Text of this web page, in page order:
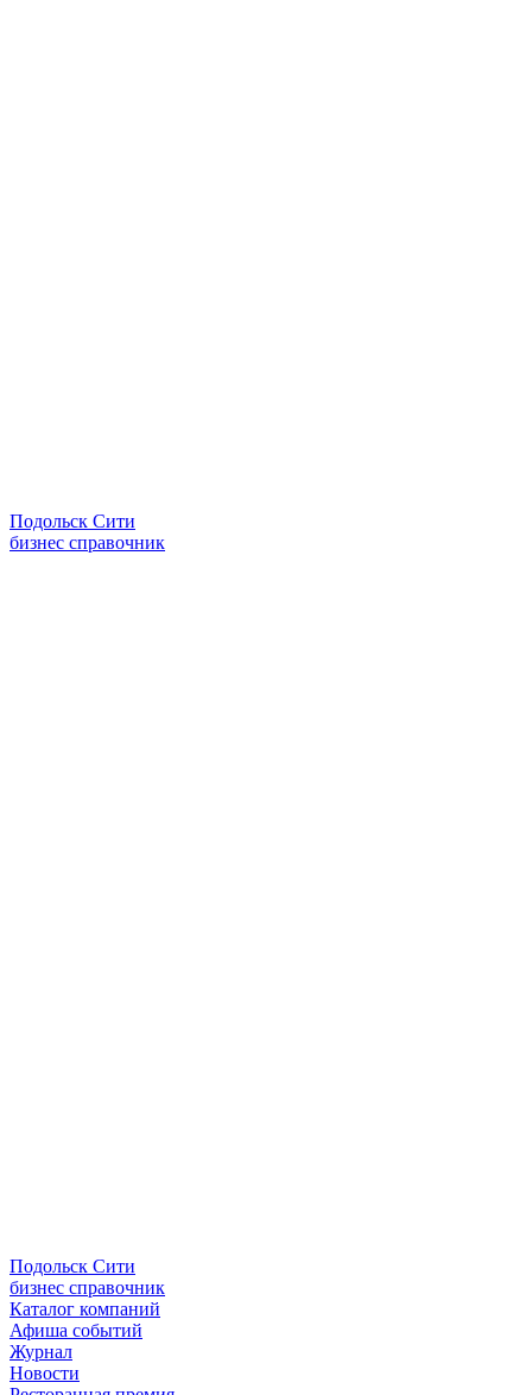
Подольск Сити
бизнес справочник
Подольск Сити
бизнес справочник
Каталог компаний
Афиша событий
Журнал
Новости